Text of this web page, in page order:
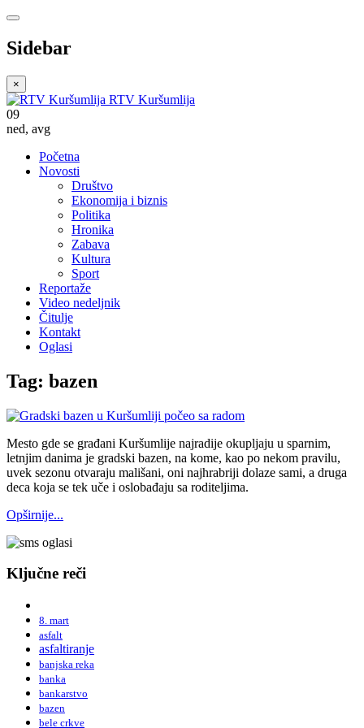
Sidebar
×
RTV Kuršumlija
09
ned, avg
Početna
Novosti
Društvo
Ekonomija i biznis
Politika
Hronika
Zabava
Kultura
Sport
Reportaže
Video nedeljnik
Čitulje
Kontakt
Oglasi
Tag: bazen
Mesto gde se građani Kuršumlije najradije okupljaju u sparnim,
letnjim danima je gradski bazen, na kome, kao po nekom pravilu,
uvek sezonu otvaraju mališani, oni najhrabriji dolaze sami, a druga
deca koja se tek uče i oslobađaju sa roditeljima.
Opširnije...
Ključne reči
8. mart
asfalt
asfaltiranje
banjska reka
banka
bankarstvo
bazen
bele crkve